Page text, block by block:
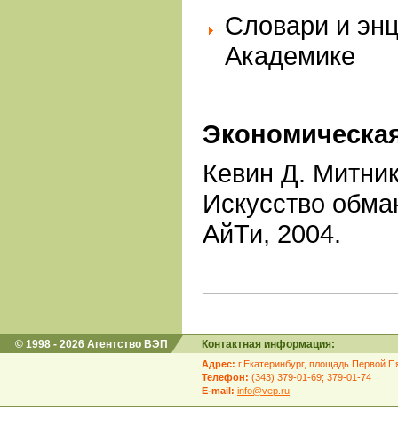
Словари и
Академике
Кевин Д.
Искусство
АйТи, 2004.
© 1998 - 2026 Агентство ВЭП Контактная информация:
Адрес: г.Екатеринбург, площадь Первой
Телефон: (343) 379-01-69; 379-01-74
E-mail: info@vep.ru